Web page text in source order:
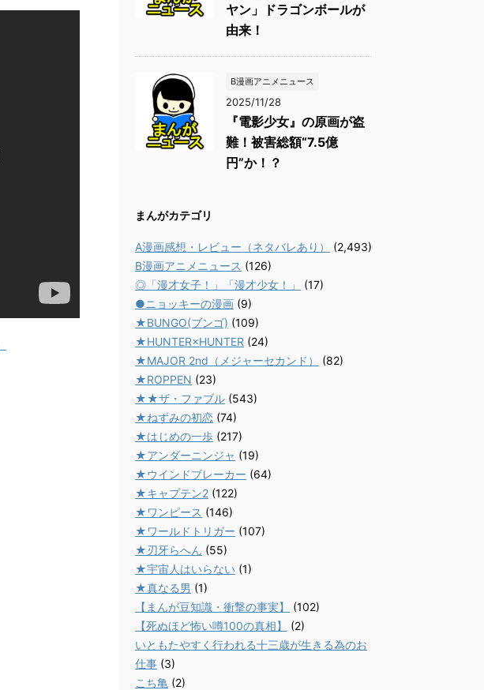
ヤン」ドラゴンボールが
由来！
B漫画アニメニュース
2025/11/28
『電影少女』の原画が盗
難！被害総額“7.5億
円”か！？
まんがカテゴリ
A漫画感想・レビュー（ネタバレあり）
(2,493)
B漫画アニメニュース (126)
◎「漫才女子！」「漫才少女！」
(17)
●ニョッキーの漫画 (9)
★BUNGO(ブンゴ) (109)
★HUNTER×HUNTER (24)
★MAJOR 2nd（メジャーセカンド）
(82)
★ROPPEN (23)
★★ザ・ファブル (543)
★ねずみの初恋 (74)
★はじめの一歩 (217)
★アンダーニンジャ (19)
★ウインドブレーカー (64)
★キャプテン2 (122)
★ワンピース (146)
★ワールドトリガー (107)
★刃牙らへん (55)
★宇宙人はいらない (1)
★真なる男 (1)
【まんが豆知識・衝撃の事実】
(102)
【死ぬほど怖い噂100の真相】
(2)
いともたやすく行われる十三歳が生きる為のお
仕事 (3)
こち亀 (2)